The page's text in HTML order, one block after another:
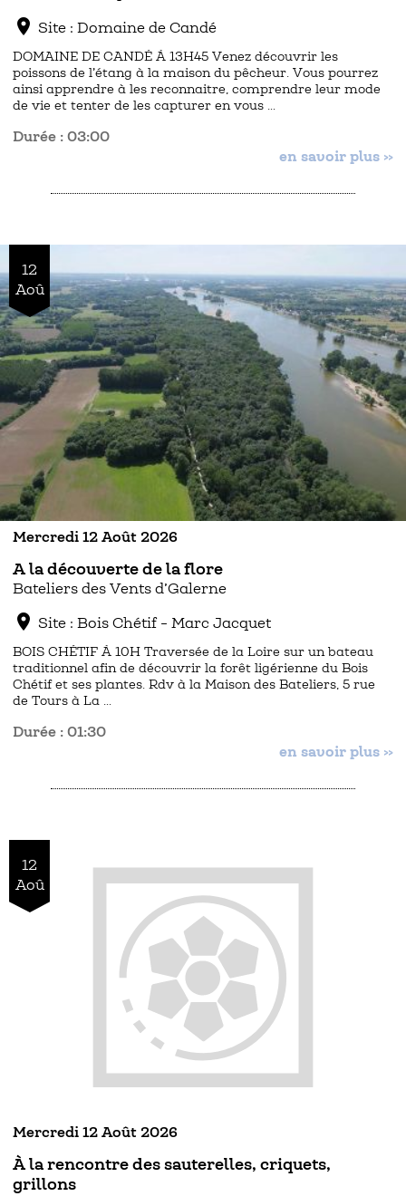
location_on Site : Domaine de Candé
DOMAINE DE CANDÉ À 13H45 Venez découvrir les
poissons de l’étang à la maison du pêcheur. Vous pourrez
ainsi apprendre à les reconnaitre, comprendre leur mode
de vie et tenter de les capturer en vous …
Durée : 03:00
en savoir plus »
12
Aoû
Mercredi 12 Août 2026
A la découverte de la flore
Bateliers des Vents d’Galerne
location_on Site : Bois Chétif - Marc Jacquet
BOIS CHÉTIF À 10H Traversée de la Loire sur un bateau
traditionnel afin de découvrir la forêt ligérienne du Bois
Chétif et ses plantes. Rdv à la Maison des Bateliers, 5 rue
de Tours à La …
Durée : 01:30
en savoir plus »
12
Aoû
Mercredi 12 Août 2026
À la rencontre des sauterelles, criquets,
grillons